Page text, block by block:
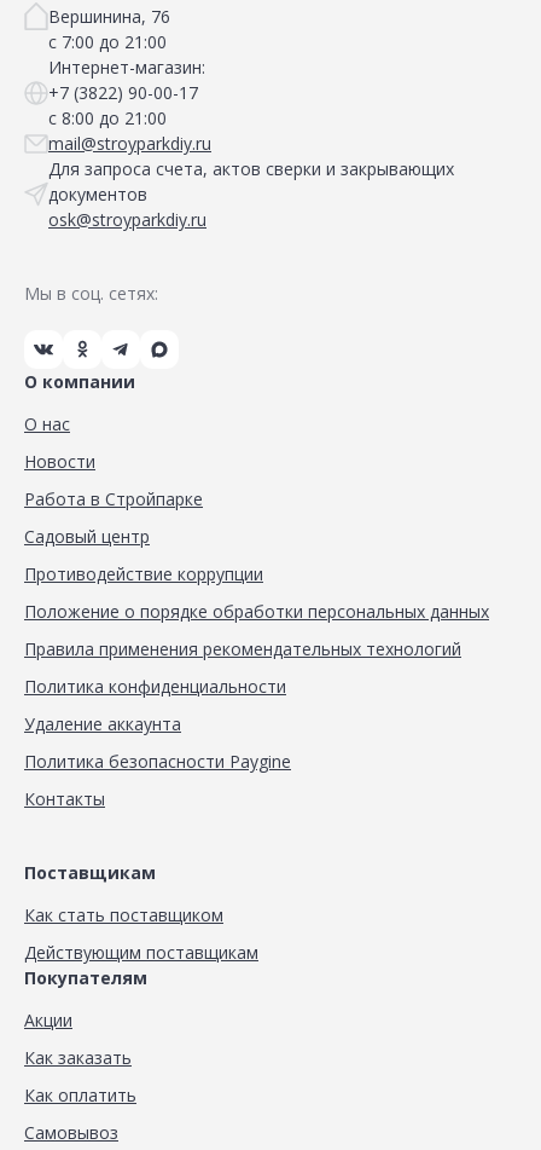
Вершинина, 76
с 7:00 до 21:00
Интернет-магазин:
+7 (3822) 90-00-17
с 8:00 до 21:00
mail@stroyparkdiy.ru
Для запроса счета, актов сверки и закрывающих
документов
osk@stroyparkdiy.ru
Мы в соц. сетях:
О компании
О нас
Новости
Работа в Стройпарке
Садовый центр
Противодействие коррупции
Положение о порядке обработки персональных данных
Правила применения рекомендательных технологий
Политика конфиденциальности
Удаление аккаунта
Политика безопасности Paygine
Контакты
Поставщикам
Как стать поставщиком
Действующим поставщикам
Покупателям
Акции
Как заказать
Как оплатить
Самовывоз